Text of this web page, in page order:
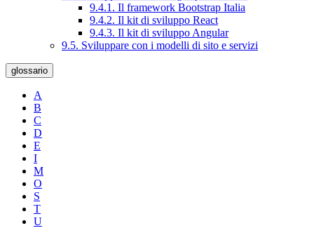
9.4.1. Il framework Bootstrap Italia
9.4.2. Il kit di sviluppo React
9.4.3. Il kit di sviluppo Angular
9.5. Sviluppare con i modelli di sito e servizi
glossario
A
B
C
D
E
I
M
O
S
T
U